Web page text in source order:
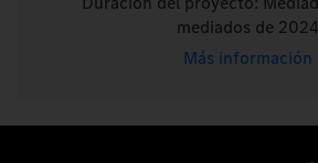
mediados de 2024
Más información